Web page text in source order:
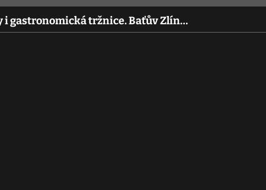
i gastronomická tržnice. Baťův Zlín…